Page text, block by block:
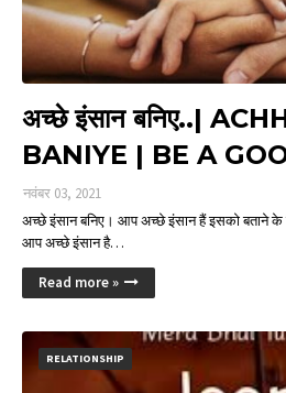
अच्छे इंसान बनिए..|
BANIYE | BE A
नवंबर 03, 2021
अच्छे इंसान बनिए। आप अच्छे इंसान हैं इसको बताने के
आप अच्छे इंसान है…
Read more »
RELATIONSHIP